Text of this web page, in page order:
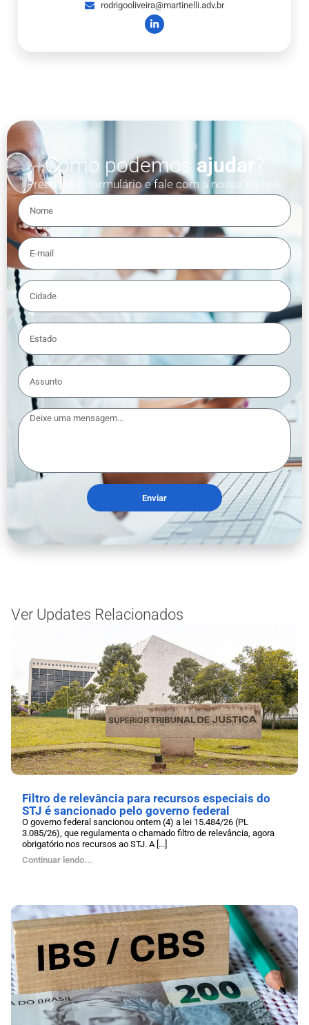
rodrigooliveira@martinelli.adv.br
Como podemos ajudar
Preencha o formulário e fale com a nossa equipe.
Enviar
Ver Updates Relacionados
Filtro de relevância para recursos especiais do
STJ é sancionado pelo governo federal
O governo federal sancionou ontem (4) a lei 15.484/26 (PL
3.085/26), que regulamenta o chamado filtro de relevância, agora
obrigatório nos recursos ao STJ. A [...]
Continuar lendo...